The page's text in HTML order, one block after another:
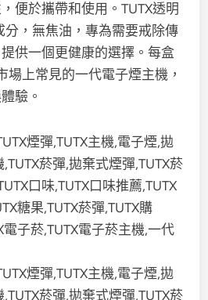
便於攜帶和使用。TUTX透明
分，無焦油，專為需要戒除傳
供一個更健康的選擇。每盒
場上常見的一代電子煙主機，
驗。